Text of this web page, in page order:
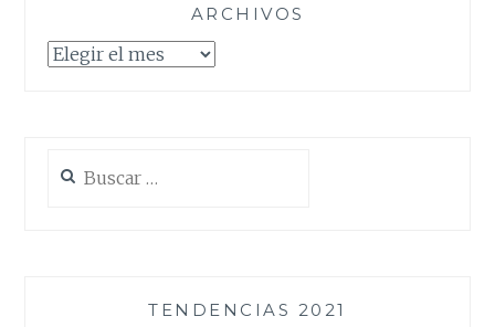
ARCHIVOS
Archivos
TENDENCIAS 2021